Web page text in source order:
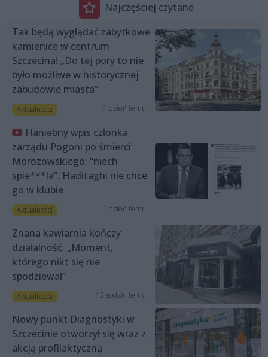
Najczęściej czytane
Tak będą wyglądać zabytkowe
kamienice w centrum
Szczecina! „Do tej pory to nie
było możliwe w historycznej
zabudowie miasta”
Aktualności 1 dzień temu
Haniebny wpis członka
zarządu Pogoni po śmierci
Morozowskiego: “niech
spie***la”. Haditaghi nie chce
go w klubie
Aktualności 1 dzień temu
Znana kawiarnia kończy
działalność. „Moment,
którego nikt się nie
spodziewał”
Aktualności 12 godzin temu
Nowy punkt Diagnostyki w
Szczecinie otworzył się wraz z
akcją profilaktyczną